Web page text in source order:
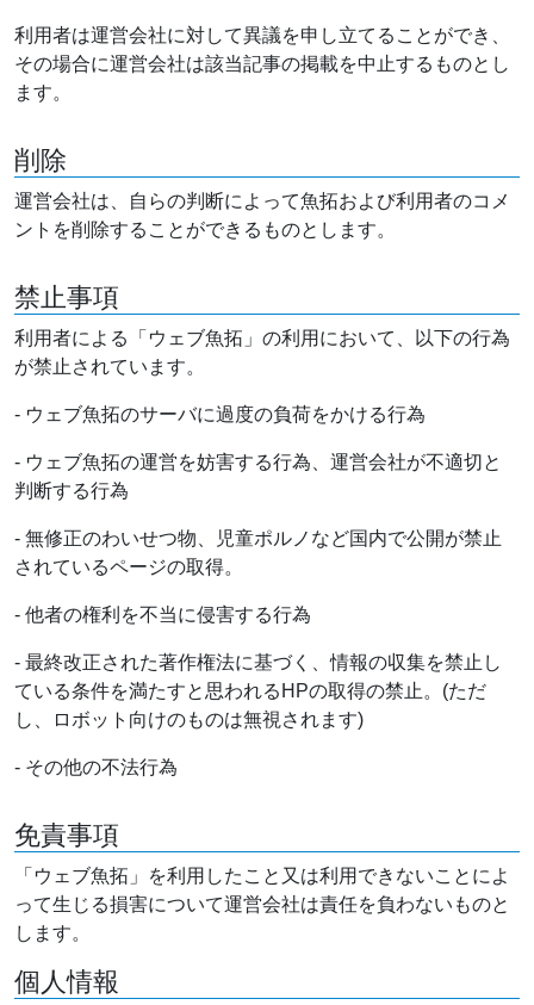
利用者は運営会社に対して異議を申し立てることができ、
その場合に運営会社は該当記事の掲載を中止するものとし
ます。
削除
運営会社は、自らの判断によって魚拓および利用者のコメ
ントを削除することができるものとします。
禁止事項
利用者による「ウェブ魚拓」の利用において、以下の行為
が禁止されています。
- ウェブ魚拓のサーバに過度の負荷をかける行為
- ウェブ魚拓の運営を妨害する行為、運営会社が不適切と
判断する行為
- 無修正のわいせつ物、児童ポルノなど国内で公開が禁止
されているページの取得。
- 他者の権利を不当に侵害する行為
- 最終改正された著作権法に基づく、情報の収集を禁止し
ている条件を満たすと思われるHPの取得の禁止。(ただ
し、ロボット向けのものは無視されます)
- その他の不法行為
免責事項
「ウェブ魚拓」を利用したこと又は利用できないことによ
って生じる損害について運営会社は責任を負わないものと
します。
個人情報